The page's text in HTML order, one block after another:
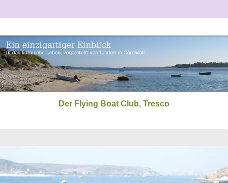
Der Flying Boat Club, Tresco